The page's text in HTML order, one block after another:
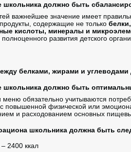
школьника должно быть
важнейшее значение имеет
содержащие не только
кислоты, минералы и
развития детского
белками, жирами и
школьника должно быть
меню обязательно учитываются
повышенной физической или
и расходованием основных
школьника должна быть
2400 ккал